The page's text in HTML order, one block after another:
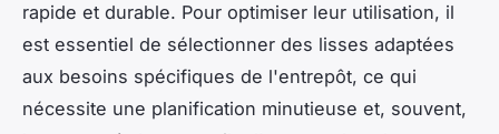
rapide et durable. Pour optimiser leur utilisation, il
est essentiel de sélectionner des lisses adaptées
aux besoins spécifiques de l'entrepôt, ce qui
nécessite une planification minutieuse et, souvent,